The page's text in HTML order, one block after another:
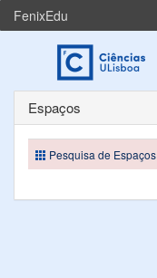
FenixEdu
Espaços
Pesquisa de Espaços